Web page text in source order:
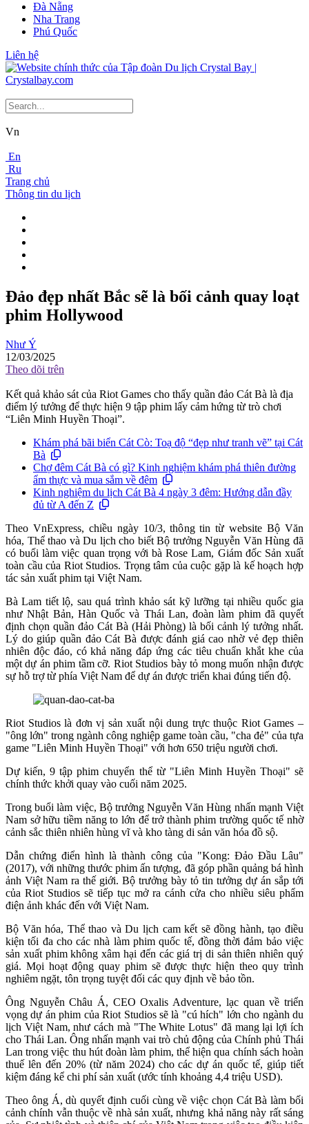
Đà Nẵng
Nha Trang
Phú Quốc
Liên hệ
Vn
En
Ru
Trang chủ
Thông tin du lịch
Đảo đẹp nhất Bắc sẽ là bối cảnh quay loạt
phim Hollywood
Như Ý
12/03/2025
Theo dõi trên
Kết quả khảo sát của Riot Games cho thấy quần đảo Cát Bà là địa
điểm lý tưởng để thực hiện 9 tập phim lấy cảm hứng từ trò chơi
“Liên Minh Huyền Thoại”.
Khám phá bãi biển Cát Cò: Toạ độ “đẹp như tranh vẽ” tại Cát
Bà
Chợ đêm Cát Bà có gì? Kinh nghiệm khám phá thiên đường
ẩm thực và mua sắm về đêm
Kinh nghiệm du lịch Cát Bà 4 ngày 3 đêm: Hướng dẫn đầy
đủ từ A đến Z
Theo VnExpress, chiều ngày 10/3, thông tin từ website Bộ Văn
hóa, Thể thao và Du lịch cho biết Bộ trưởng Nguyễn Văn Hùng đã
có buổi làm việc quan trọng với bà Rose Lam, Giám đốc Sản xuất
toàn cầu của Riot Studios. Trọng tâm của cuộc gặp là kế hoạch hợp
tác sản xuất phim tại Việt Nam.
Bà Lam tiết lộ, sau quá trình khảo sát kỹ lưỡng tại nhiều quốc gia
như Nhật Bản, Hàn Quốc và Thái Lan, đoàn làm phim đã quyết
định chọn quần đảo Cát Bà (Hải Phòng) là bối cảnh lý tưởng nhất.
Lý do giúp quần đảo Cát Bà được đánh giá cao nhờ vẻ đẹp thiên
nhiên độc đáo, có khả năng đáp ứng các tiêu chuẩn khắt khe của
một dự án phim tầm cỡ. Riot Studios bày tỏ mong muốn nhận được
sự hỗ trợ từ phía Việt Nam để dự án được triển khai đúng tiến độ.
Riot Studios là đơn vị sản xuất nội dung trực thuộc Riot Games –
"ông lớn" trong ngành công nghiệp game toàn cầu, "cha đẻ" của tựa
game "Liên Minh Huyền Thoại" với hơn 650 triệu người chơi.
Dự kiến, 9 tập phim chuyển thể từ "Liên Minh Huyền Thoại" sẽ
chính thức khởi quay vào cuối năm 2025.
Trong buổi làm việc, Bộ trưởng Nguyễn Văn Hùng nhấn mạnh Việt
Nam sở hữu tiềm năng to lớn để trở thành phim trường quốc tế nhờ
cảnh sắc thiên nhiên hùng vĩ và kho tàng di sản văn hóa đồ sộ.
Dẫn chứng điển hình là thành công của "Kong: Đảo Đầu Lâu"
(2017), với những thước phim ấn tượng, đã góp phần quảng bá hình
ảnh Việt Nam ra thế giới. Bộ trưởng bày tỏ tin tưởng dự án sắp tới
của Riot Studios sẽ tiếp tục mở ra cánh cửa cho nhiều siêu phẩm
điện ảnh khác đến với Việt Nam.
Bộ Văn hóa, Thể thao và Du lịch cam kết sẽ đồng hành, tạo điều
kiện tối đa cho các nhà làm phim quốc tế, đồng thời đảm bảo việc
sản xuất phim không xâm hại đến các giá trị di sản thiên nhiên quý
giá. Mọi hoạt động quay phim sẽ được thực hiện theo quy trình
nghiêm ngặt, tôn trọng tuyệt đối các quy định về bảo tồn.
Ông Nguyễn Châu Á, CEO Oxalis Adventure, lạc quan về triển
vọng dự án phim của Riot Studios sẽ là "cú hích" lớn cho ngành du
lịch Việt Nam, như cách mà "The White Lotus" đã mang lại lợi ích
cho Thái Lan. Ông nhấn mạnh vai trò chủ động của Chính phủ Thái
Lan trong việc thu hút đoàn làm phim, thể hiện qua chính sách hoàn
thuế lên đến 20% (từ năm 2024) cho các dự án quốc tế, giúp tiết
kiệm đáng kể chi phí sản xuất (ước tính khoảng 4,4 triệu USD).
Theo ông Á, dù quyết định cuối cùng về việc chọn Cát Bà làm bối
cảnh chính vẫn thuộc về nhà sản xuất, nhưng khả năng này rất sáng